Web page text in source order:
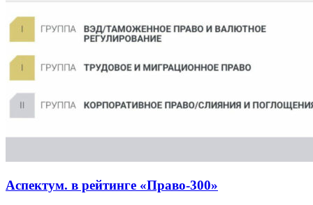
Аспектум. в рейтинге «Право-300»